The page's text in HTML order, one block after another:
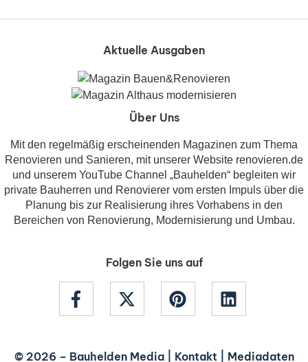
Aktuelle Ausgaben
Über Uns
Mit den regelmäßig erscheinenden Magazinen zum Thema
Renovieren und Sanieren, mit unserer Website renovieren.de
und unserem YouTube Channel „Bauhelden“ begleiten wir
private Bauherren und Renovierer vom ersten Impuls über die
Planung bis zur Realisierung ihres Vorhabens in den
Bereichen von Renovierung, Modernisierung und Umbau.
Folgen Sie uns auf
© 2026 – Bauhelden Media| Kontakt| Mediadaten